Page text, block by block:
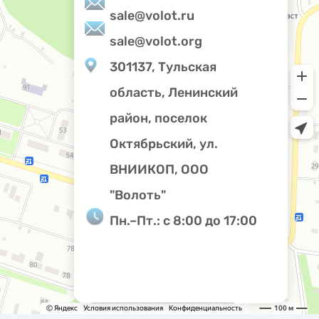
sale@volot.ru
sale@volot.org
301137, Тульская
область, Ленинский
район, поселок
Октябрьский, ул.
ВНИИКОП, ООО
"Волоть"
Пн.–Пт.: с 8:00 до 17:00
Privacy notice